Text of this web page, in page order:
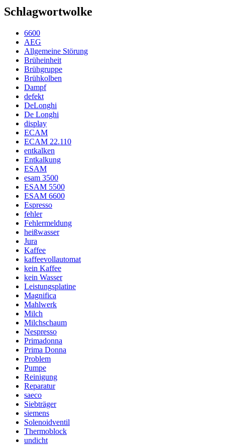
Schlagwortwolke
6600
AEG
Allgemeine Störung
Brüheinheit
Brühgruppe
Brühkolben
Dampf
defekt
DeLonghi
De Longhi
display
ECAM
ECAM 22.110
entkalken
Entkalkung
ESAM
esam 3500
ESAM 5500
ESAM 6600
Espresso
fehler
Fehlermeldung
heißwasser
Jura
Kaffee
kaffeevollautomat
kein Kaffee
kein Wasser
Leistungsplatine
Magnifica
Mahlwerk
Milch
Milchschaum
Nespresso
Primadonna
Prima Donna
Problem
Pumpe
Reinigung
Reparatur
saeco
Siebträger
siemens
Solenoidventil
Thermoblock
undicht